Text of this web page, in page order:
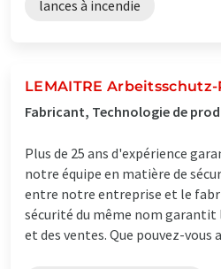
lances à incendie
LEMAITRE
Fabricant, Technologie de
Plus de 25 ans d'expérience
notre équipe en matière de
entre notre entreprise et le
sécurité du même nom garantit
et des ventes. Que pouvez-vous